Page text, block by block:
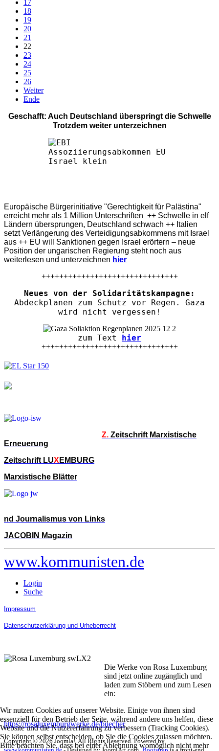
17
18
19
20
21
22
23
24
25
26
Weiter
Ende
Geschafft: Auch Deutschland überspringt die Schwelle
Trotzdem weiter unterzeichnen
Europäische Bürgerinitiative "Gerechtigkeit für Palästina"
erreicht mehr als 1 Million Unterschriften ++ Schwelle in elf
Ländern übersprungen, Deutschland schwach ++ Italien
setzt Verlängerung des Verteidigungsabkommens mit Israel
aus ++ EU will Sanktionen gegen Israel erörtern – neue
Position der ungarischen Regierung steht noch aus
weiterlesen und unterzeichnen hier
+++++++++++++++++++++++++++++++
Neues von der Solidaritätskampagne:
Abdeckplanen zum Schutz vor Regen. Gaza
wird nicht vergessen!
zum Text hier
+++++++++++++++++++++++++++++++
Z. Zeitschrift Marxistische
Erneuerung
Zeitschrift LUX EMBURG
Marxistische Blätter
nd Journalismus von Links
JACOBIN Magazin
www.kommunisten.de
Login
Suche
Impressum
Datenschutzerklärung und Urheberrecht
Die Werke von Rosa Luxemburg
sind jetzt online zugänglich und
laden zum Stöbern und zum Lesen
ein:
https://rosaluxemburgwerke.de/buecher
Copyright © 2026 Joomla!. All Rights Reserved. Powered by
Wir nutzen Cookies auf unserer Website. Einige von ihnen sind
essenziell für den Betrieb der Seite, während andere uns helfen, diese
Website und die Nutzererfahrung zu verbessern (Tracking Cookies).
Sie können selbst entscheiden, ob Sie die Cookies zulassen möchten.
Bitte beachten Sie, dass bei einer Ablehnung womöglich nicht mehr